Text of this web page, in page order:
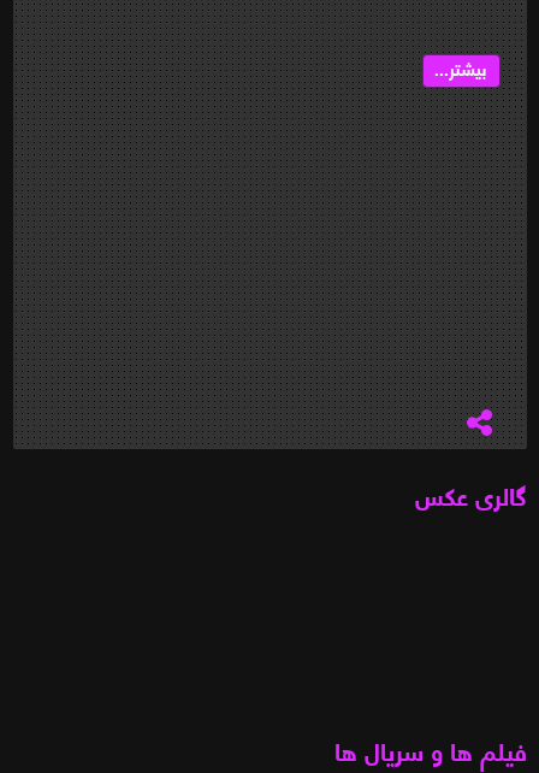
بیشتر...
گالری عکس
فیلم ها و سریال ها